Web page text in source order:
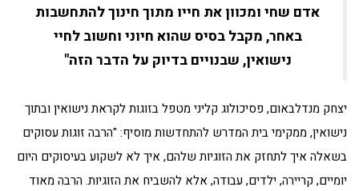
אדם שחי ומכוון את חייו מתוך חינוך להתחשבות
באחר, מקבל בסיס שהוא חיוני וחשוב לחיי
נישואין, שבנויים בדיוק על הדבר הזה"
יצחק מנדלבאום, פסיכולוג קליני מטפל בזוגות לקראת נישואין ובתוך
נישואין, ממקימי בית המדרש להתחדשות מוסיף: "הרבה זוגות עסוקים
בשאלה איך לתחזק את הזוגיות שלהם, איך לא לשקוע בעיסוקים היום
יומיים, קריירה, ילדים, עבודה, אלא להשביח את הזוגיות. הרבה מאוד